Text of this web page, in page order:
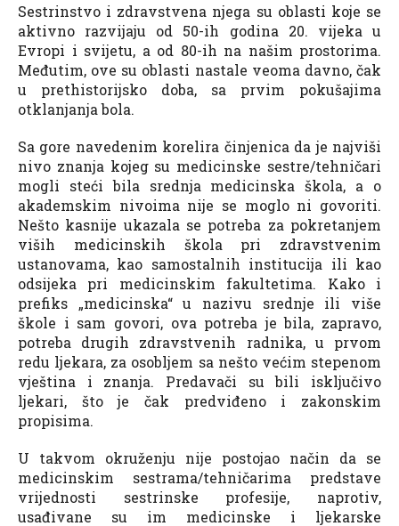
Sestrinstvo i zdravstvena njega su oblasti koje se
aktivno razvijaju od 50-ih godina 20. vijeka u
Evropi i svijetu, a od 80-ih na našim prostorima.
Međutim, ove su oblasti nastale veoma davno, čak
u prethistorijsko doba, sa prvim pokušajima
otklanjanja bola.
Sa gore navedenim korelira činjenica da je najviši
nivo znanja kojeg su medicinske sestre/tehničari
mogli steći bila srednja medicinska škola, a o
akademskim nivoima nije se moglo ni govoriti.
Nešto kasnije ukazala se potreba za pokretanjem
viših medicinskih škola pri zdravstvenim
ustanovama, kao samostalnih institucija ili kao
odsijeka pri medicinskim fakultetima. Kako i
prefiks „medicinska“ u nazivu srednje ili više
škole i sam govori, ova potreba je bila, zapravo,
potreba drugih zdravstvenih radnika, u prvom
redu ljekara, za osobljem sa nešto većim stepenom
vještina i znanja. Predavači su bili isključivo
ljekari, što je čak predviđeno i zakonskim
propisima.
U takvom okruženju nije postojao način da se
medicinskim sestrama/tehničarima predstave
vrijednosti sestrinske profesije, naprotiv,
usađivane su im medicinske i ljekarske